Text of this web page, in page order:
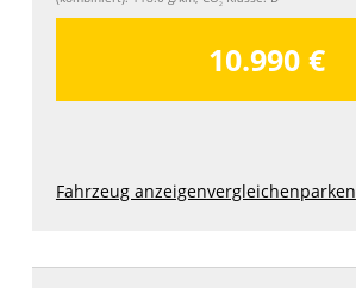
2
10.990 €
Fahrzeug anzeigenvergleichenparken